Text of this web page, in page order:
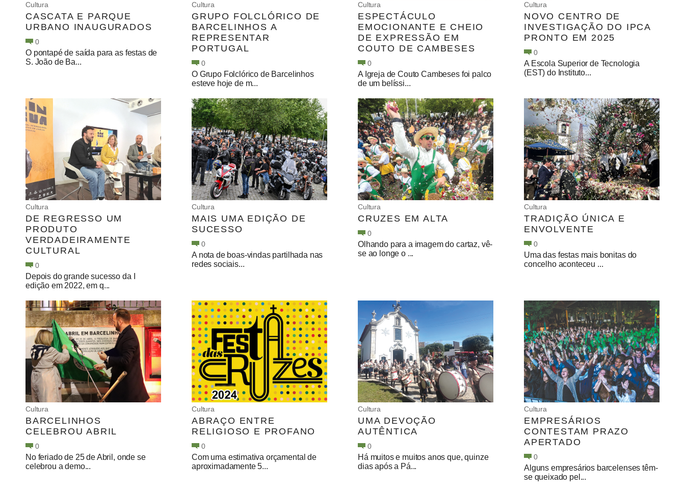
Cultura
CASCATA E PARQUE
URBANO INAUGURADOS
0
O pontapé de saída para as festas de
S. João de Ba...
Cultura
GRUPO FOLCLÓRICO DE
BARCELINHOS A
REPRESENTAR
PORTUGAL
0
O Grupo Folclórico de Barcelinhos
esteve hoje de m...
Cultura
ESPECTÁCULO
EMOCIONANTE E CHEIO
DE EXPRESSÃO EM
COUTO DE CAMBESES
0
A Igreja de Couto Cambeses foi palco
de um belíssi...
Cultura
NOVO CENTRO DE
INVESTIGAÇÃO DO IPCA
PRONTO EM 2025
0
A Escola Superior de Tecnologia
(EST) do Instituto...
Cultura
DE REGRESSO UM
PRODUTO
VERDADEIRAMENTE
CULTURAL
0
Depois do grande sucesso da I
edição em 2022, em q...
Cultura
MAIS UMA EDIÇÃO DE
SUCESSO
0
A nota de boas-vindas partilhada nas
redes sociais...
Cultura
CRUZES EM ALTA
0
Olhando para a imagem do cartaz, vê-
se ao longe o ...
Cultura
TRADIÇÃO ÚNICA E
ENVOLVENTE
0
Uma das festas mais bonitas do
concelho aconteceu ...
Cultura
BARCELINHOS
CELEBROU ABRIL
0
No feriado de 25 de Abril, onde se
celebrou a demo...
Cultura
ABRAÇO ENTRE
RELIGIOSO E PROFANO
0
Com uma estimativa orçamental de
aproximadamente 5...
Cultura
UMA DEVOÇÃO
AUTÊNTICA
0
Há muitos e muitos anos que, quinze
dias após a Pá...
Cultura
EMPRESÁRIOS
CONTESTAM PRAZO
APERTADO
0
Alguns empresários barcelenses têm-
se queixado pel...